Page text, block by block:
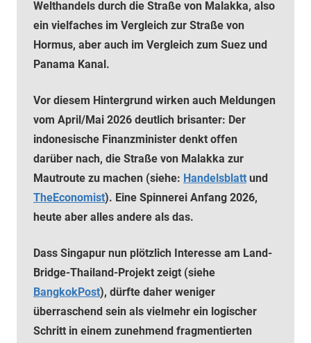
Welthandels durch die Straße von Malakka, also
ein vielfaches im Vergleich zur Straße von
Hormus, aber auch im Vergleich zum Suez und
Panama Kanal.
Vor diesem Hintergrund wirken auch Meldungen
vom April/Mai 2026 deutlich brisanter: Der
indonesische Finanzminister denkt offen
darüber nach, die Straße von Malakka zur
Mautroute zu machen (siehe: Handelsblatt und
TheEconomist). Eine Spinnerei Anfang 2026,
heute aber alles andere als das.
Dass Singapur nun plötzlich Interesse am Land-
Bridge-Thailand-Projekt zeigt (siehe
BangkokPost), dürfte daher weniger
überraschend sein als vielmehr ein logischer
Schritt in einem zunehmend fragmentierten